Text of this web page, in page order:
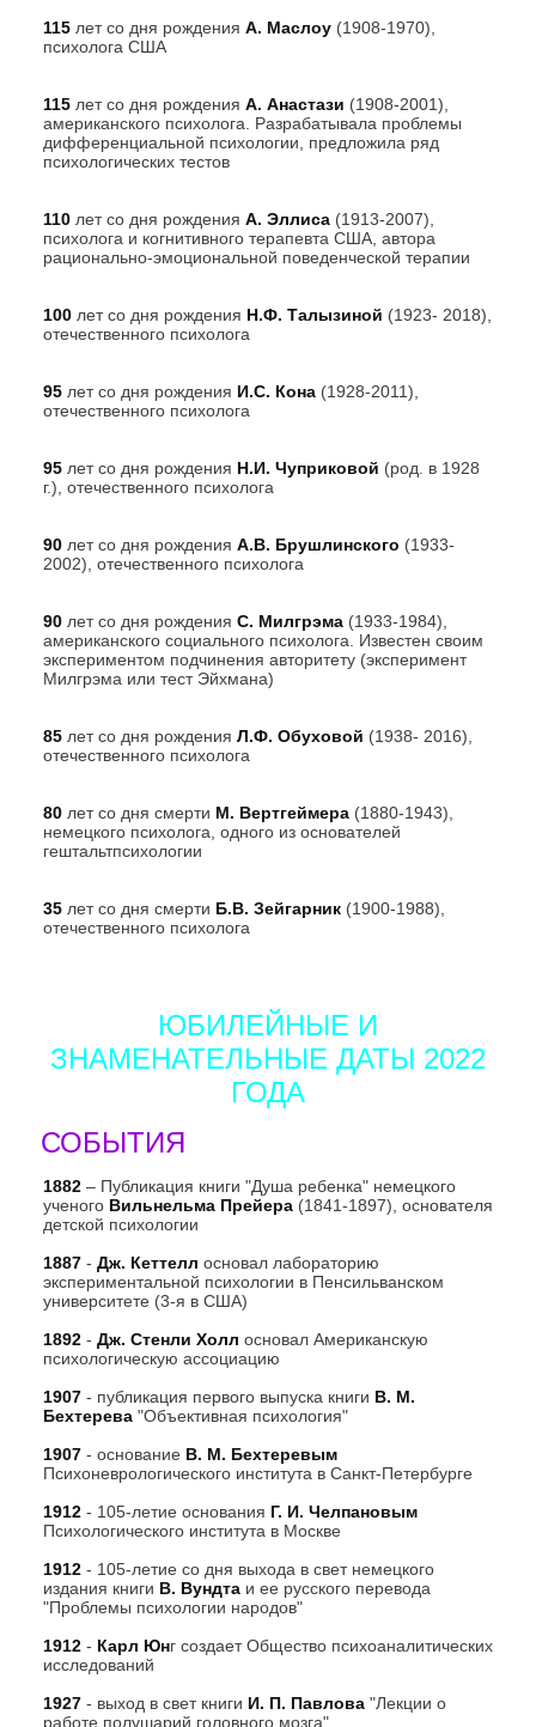
115 лет со дня рождения А. Маслоу(1908-1970),
психолога США
115 лет со дня рождения А. Анастази (1908-2001),
американского психолога. Разрабатывала проблемы
дифференциальной психологии, предложила ряд
психологических тестов
110 лет со дня рождения А. Эллиса (1913-2007),
психолога и когнитивного терапевта США, автора
рационально-эмоциональной поведенческой терапии
100 лет со дня рождения Н.Ф. Талызиной (1923- 2018),
отечественного психолога
95лет со дня рождения И.С. Кона(1928-2011),
отечественного психолога
95 лет со дня рождения Н.И. Чуприковой (род. в 1928
г.), отечественного психолога
90 лет со дня рождения А.В. Брушлинского (1933-
2002), отечественного психолога
90лет со дня рождения С. Милгрэма(1933-1984),
американского социального психолога. Известен своим
экспериментом подчинения авторитету (эксперимент
Милгрэма или тест Эйхмана)
85 лет со дня рождения Л.Ф. Обуховой (1938- 2016),
отечественного психолога
80 лет со дня смерти М. Вертгеймера (1880-1943),
немецкого психолога, одного из основателей
гештальтпсихологии
35 лет со дня смерти Б.В. Зейгарник (1900-1988),
отечественного психолога
ЮБИЛЕЙНЫЕ И
ЗНАМЕНАТЕЛЬНЫЕ ДАТЫ 2022
ГОДА
СОБЫТИЯ
1882– Публикация книги "Душа ребенка" немецкого
ученого Вильнельма Прейера(1841-1897), основателя
детской психологии
1887- Дж. Кеттелл основал лабораторию
экспериментальной психологии в Пенсильванском
университете (3-я в США)
1892- Дж. Стенли Холл основал Американскую
психологическую ассоциацию
1907- публикация первого выпуска книги В. М.
Бехтерева"Объективная психология"
1907- основание В. М. Бехтеревым
Психоневрологического института в Санкт-Петербурге
1912- 105-летие основания Г. И. Челпановым
Психологического института в Москве
1912- 105-летие со дня выхода в свет немецкого
издания книги В. Вундтаи ее русского перевода
"Проблемы психологии народов"
1912- Карл Юнг создает Общество психоаналитических
исследований
1927- выход в свет книги И. П. Павлова"Лекции о
работе полушарий головного мозга"